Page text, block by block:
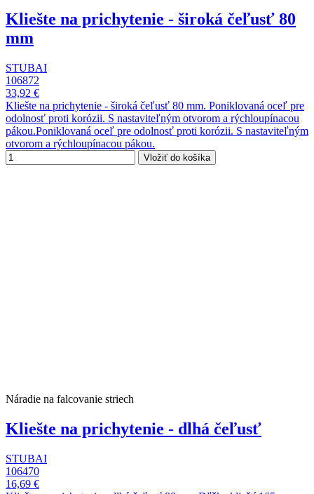
Kliešte na prichytenie - široká čeľusť 80
mm
STUBAI
106872
33,92 €
Kliešte na prichytenie - široká čeľusť 80 mm. Poniklovaná oceľ pre
odolnosť proti korózii. S nastaviteľným otvorom a rýchloupínacou
pákou.Poniklovaná oceľ pre odolnosť proti korózii. S nastaviteľným
otvorom a rýchloupínacou pákou.
Vložiť do košíka
Náradie na falcovanie striech
Kliešte na prichytenie - dlhá čeľusť
STUBAI
106470
16,69 €